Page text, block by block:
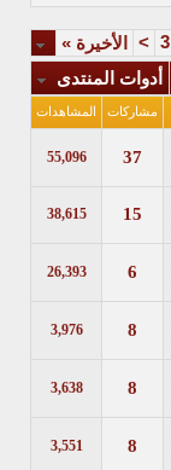
3
> الأخيرة »
أدوات المنتدى
مشاركات المشاهدات
37
55,096
15
38,615
6
26,393
8
3,976
8
3,638
8
3,551